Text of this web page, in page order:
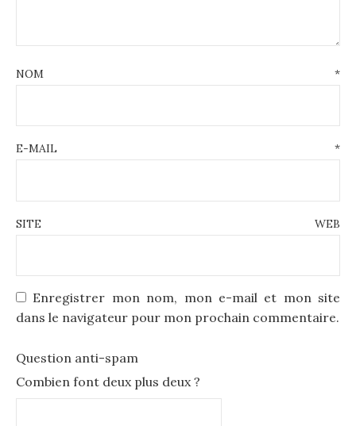
NOM *
E-MAIL *
SITE WEB
Enregistrer mon nom, mon e-mail et mon site
dans le navigateur pour mon prochain commentaire.
Question anti-spam
Combien font deux plus deux ?